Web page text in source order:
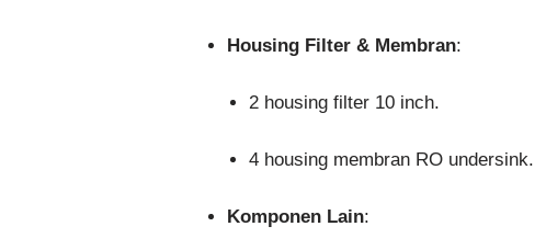
Housing Filter & Membran:
2 housing filter 10 inch.
4 housing membran RO undersink.
Komponen Lain: